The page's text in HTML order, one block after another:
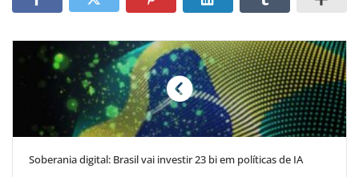
Soberania digital: Brasil vai investir 23 bi em políticas de IA